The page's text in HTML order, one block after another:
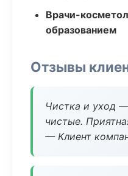
Врачи-
образованием
Отзывы
Чистка и уход
чистые.
— Клиент